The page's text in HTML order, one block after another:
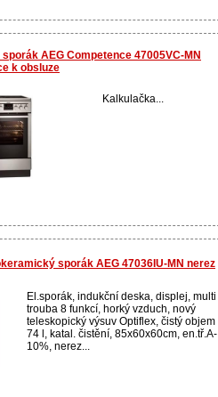
AEG Competence 47005VC-MN
k obsluze
Kalkulačka...
sporák AEG 47036IU-MN nerez
El.sporák, indukční deska, displej, multi
trouba 8 funkcí, horký vzduch, nový
teleskopický výsuv Optiflex, čistý objem
74 l, katal. čistění, 85x60x60cm, en.tř.A-
10%, nerez...